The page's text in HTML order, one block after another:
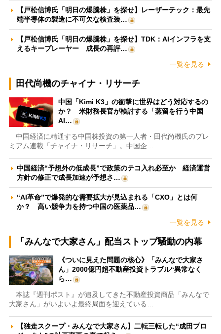
【戸松信博氏「明日の爆騰株」を探せ】レーザーテック：最先
端半導体の製造に不可欠な検査装…
【戸松信博氏「明日の爆騰株」を探せ】TDK：AIインフラを支
えるキープレーヤー 成長の再評…
一覧を見る
田代尚機のチャイナ・リサーチ
中国「Kimi K3」の衝撃に世界はどう対応するの
か？ 米財務長官が検討する「蒸留を行う中国
AI…
中国経済に精通する中国株投資の第一人者・田代尚機氏のプレ
ミアム連載「チャイナ・リサーチ」。中国企…
中国経済“予想外の低成長”で政策のテコ入れ必至か 経済運営
方針の修正で成長加速が予想さ…
“AI革命”で爆発的な需要拡大が見込まれる「CXO」とは何
か？ 高い競争力を持つ中国の医薬品…
一覧を見る
「みんなで大家さん」配当ストップ騒動の内幕
《ついに見えた問題の核心》「みんなで大家さ
ん」2000億円超不動産投資トラブル“異常なく
ら…
本誌『週刊ポスト』が追及してきた不動産投資商品「みんなで
大家さん」がいよいよ最終局面を迎えている…
【独走スクープ・みんなで大家さん】二転三転した“成田プロ